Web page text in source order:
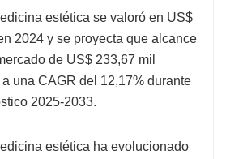
estética se valoró en US$
2024 y se proyecta que alcance
de US$ 233,67 mil
una CAGR del 12,17% durante
2025-2033.
estética ha evolucionado